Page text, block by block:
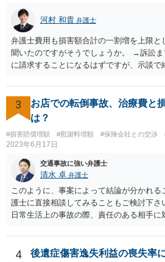
河村 和貴 弁護士
弁護士費用も損害額合計の一割増を上限と
聞いたのですがそうでしょうか。 →訴訟ま
に請求することになるはずですが、示談
ならほとんど充足できるか多くが返ってく
いいかなと思うのですが。 →LAC基準で
通事故事案ではより定額の費用としてい
います。費用面も含めて、弁護士さんを検
ませんね。 かなり具体的な話も多くなって
い合わせてみるとよいと思います。
3
お店での転倒事故、治療費と
は？
#損害賠償増額 #慰謝料増額 #保険会社との交渉
2023年6月17日
交通事故に強い弁護士
清水 卓 弁護士
このように、事案によって結論が分かれ
護士に直接相談してみることもご検討下
日常生活上の事故の際、責任のある相手
す（ご自宅の火災保険や自動車の任意保険
加入したつもりがなくても、確認してみ
4 後遺症傷害逸失利益の喪失率